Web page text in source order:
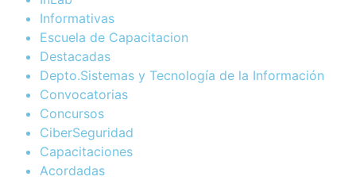
Informativas
Escuela de Capacitacion
Destacadas
Depto.Sistemas y Tecnología de la Información
Convocatorias
Concursos
CiberSeguridad
Capacitaciones
Acordadas